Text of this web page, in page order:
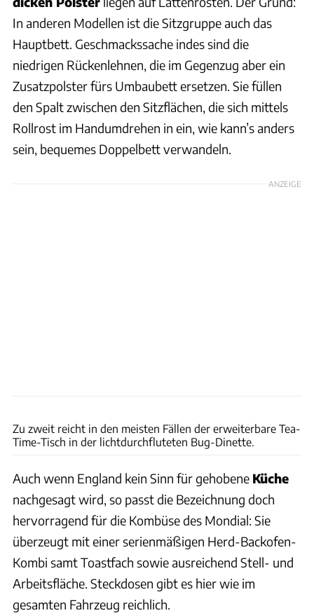
In anderen Modellen ist die Sitzgruppe auch das
Hauptbett. Geschmackssache indes sind die
niedrigen Rückenlehnen, die im Gegenzug aber ein
Zusatzpolster fürs Umbaubett ersetzen. Sie füllen
den Spalt zwischen den Sitzflächen, die sich mittels
Rollrost im Handumdrehen in ein, wie kann’s anders
sein, bequemes Doppelbett verwandeln.
ANZEIGE
Zu zweit reicht in den meisten Fällen der erweiterbare Tea-
Time-Tisch in der lichtdurchfluteten Bug-Dinette.
Auch wenn England kein Sinn für gehobene Küche
nachgesagt wird, so passt die Bezeichnung doch
hervorragend für die Kombüse des Mondial: Sie
überzeugt mit einer serienmäßigen Herd-Backofen-
Kombi samt Toastfach sowie ausreichend Stell- und
Arbeitsfläche. Steckdosen gibt es hier wie im
gesamten Fahrzeug reichlich.